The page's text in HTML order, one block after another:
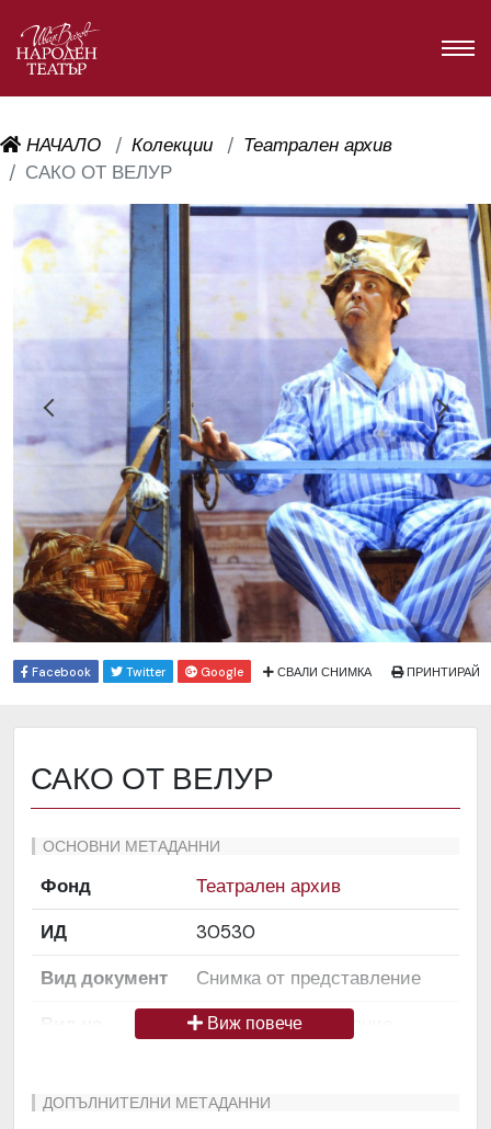
НАЧАЛО Колекции
Театрален архив
САКО ОТ ВЕЛУР
Facebook Twitter Google СВАЛИ СНИМКА ПРИНТИРАЙ
САКО ОТ ВЕЛУР
ОСНОВНИ МЕТАДАННИ
Фонд
Театрален архив
ИД
30530
Вид документ
Снимка от представление
Снимка / изображение
Език на
Български
Виж повече
ДОПЪЛНИТЕЛНИ МЕТАДАННИ